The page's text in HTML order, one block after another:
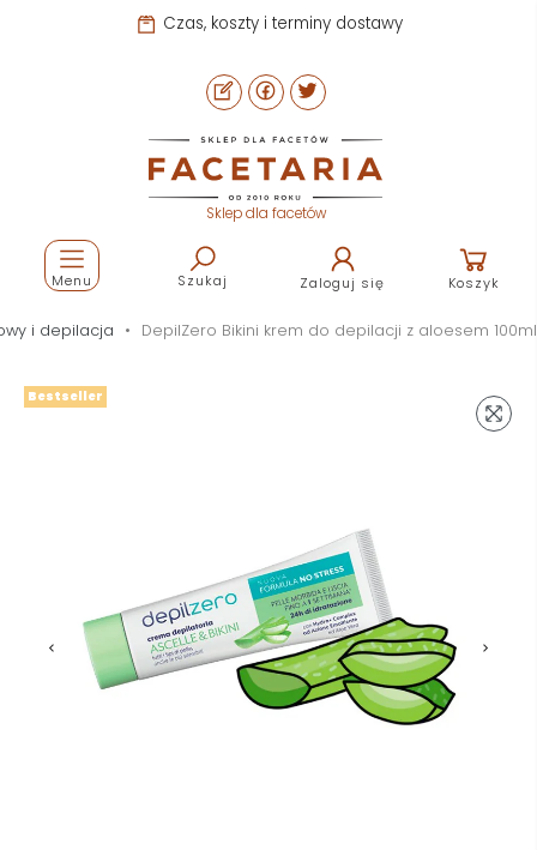
Czas, koszty i terminy dostawy
Sklep dla facetów
Szukaj Zaloguj się Koszyk
Menu
i depilacja DepilZero Bikini krem do depilacji z aloesem 100ml
Bestseller